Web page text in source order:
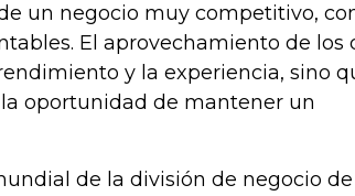
un negocio muy competitivo,
El aprovechamiento de los
y la experiencia, sino
oportunidad de mantener un
de la división de negocio